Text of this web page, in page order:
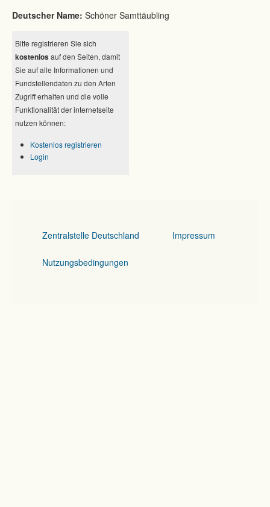
Deutscher Name: Schöner Samttäubling
Bitte registrieren Sie sich
kostenlos auf den Seiten, damit
Sie auf alle Informationen und
Fundstellendaten zu den Arten
Zugriff erhalten und die volle
Funktionalität der internetseite
nutzen können:
Kostenlos registrieren
Login
Zentralstelle Deutschland Impressum
Nutzungsbedingungen